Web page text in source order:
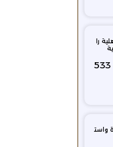
را
533
واست